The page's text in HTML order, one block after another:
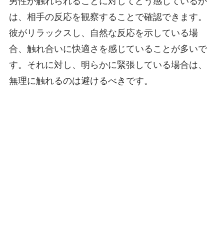
は、相手の反応を観察することで確認できます。
彼がリラックスし、自然な反応を示している場
合、触れ合いに快適さを感じていることが多いで
す。それに対し、明らかに緊張している場合は、
無理に触れるのは避けるべきです。